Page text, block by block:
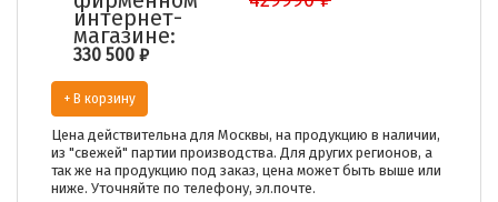
интернет-
магазине:
330 500 ₽
+ В корзину
Цена действительна для Москвы, на продукцию в наличии,
из "свежей" партии производства. Для других регионов, а
так же на продукцию под заказ, цена может быть выше или
ниже. Уточняйте по телефону, эл.почте.